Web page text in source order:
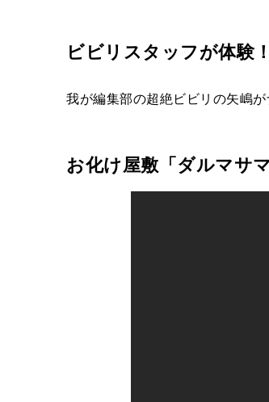
ビビリスタッフが体験！
我が編集部の超絶ビビリの矢嶋
お化け屋敷「ダルマサマ